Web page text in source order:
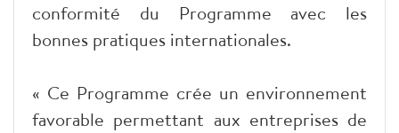
conformité du Programme avec les
bonnes pratiques internationales.
« Ce Programme crée un environnement
favorable permettant aux entreprises de